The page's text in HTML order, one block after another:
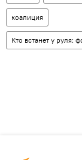
коалиция
Кто встанет у руля: